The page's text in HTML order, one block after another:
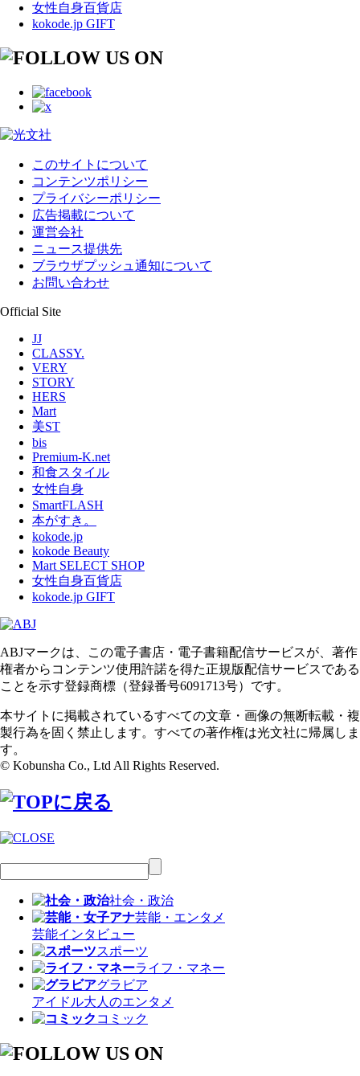
女性自身百貨店
kokode.jp GIFT
このサイトについて
コンテンツポリシー
プライバシーポリシー
広告掲載について
運営会社
ニュース提供先
ブラウザプッシュ通知について
お問い合わせ
Official Site
JJ
CLASSY.
VERY
STORY
HERS
Mart
美ST
bis
Premium-K.net
和食スタイル
女性自身
SmartFLASH
本がすき。
kokode.jp
kokode Beauty
Mart SELECT SHOP
女性自身百貨店
kokode.jp GIFT
ABJマークは、この電子書店・電子書籍配信サービスが、著作
権者からコンテンツ使用許諾を得た正規版配信サービスである
ことを示す登録商標（登録番号6091713号）です。
本サイトに掲載されているすべての文章・画像の無断転載・複
製行為を固く禁止します。すべての著作権は光文社に帰属しま
す。
© Kobunsha Co., Ltd All Rights Reserved.
社会・政治
芸能・エンタメ
芸能インタビュー
スポーツ
ライフ・マネー
グラビア
アイドル大人のエンタメ
コミック